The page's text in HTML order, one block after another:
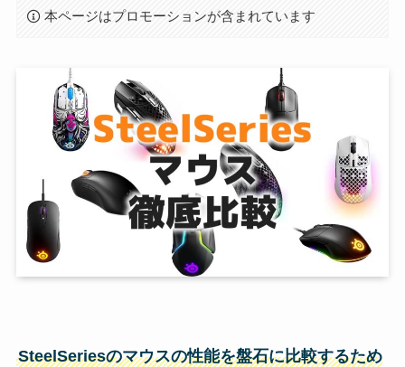
本ページはプロモーションが含まれています
SteelSeriesのマウスの性能を盤石に比較するため